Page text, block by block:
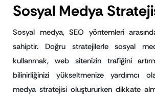
Sosyal Medya
Sosyal medya, SEO yöntemleri
sahiptir. Doğru stratejilerle sosyal
kullanmak, web sitenizin trafiğini
bilinirliğinizi yükseltmenize yardımcı
medya stratejisi oluştururken dikkate